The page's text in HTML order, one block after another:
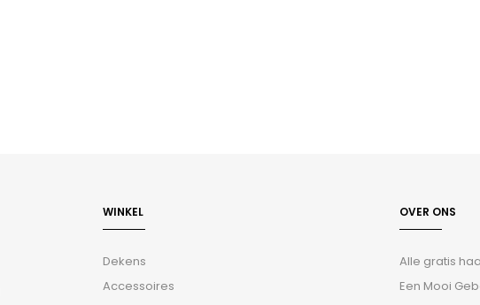
WINKEL
Dekens
Accessoires
OVER ONS
Alle gratis
Een Mooi